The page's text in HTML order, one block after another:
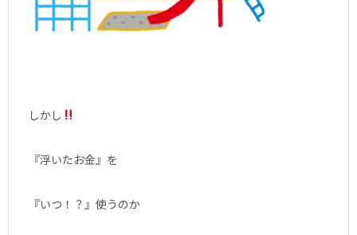
しかし
『浮いたお金』を
『いつ！？』使うのか